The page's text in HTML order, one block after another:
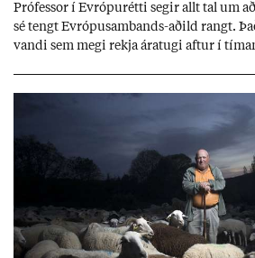
Pró­fess­or í Evr­ópu­rétti seg­ir allt tal um
sé tengt Evr­ópu­sam­bands-að­ild rangt.
vandi sem megi rekja ára­tugi aft­ur í